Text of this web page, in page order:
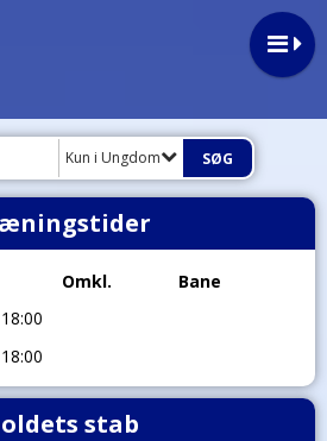
Kun i Ungdom
Omkl.
Bane
stab